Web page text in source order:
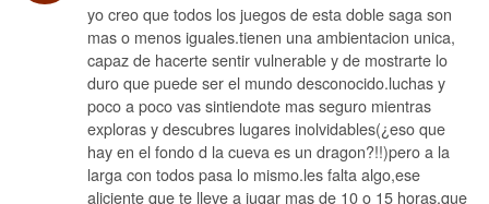
yo creo que todos los juegos de esta doble saga son
mas o menos iguales.tienen una ambientacion unica,
capaz de hacerte sentir vulnerable y de mostrarte lo
duro que puede ser el mundo desconocido.luchas y
poco a poco vas sintiendote mas seguro mientras
exploras y descubres lugares inolvidables(¿eso que
hay en el fondo d la cueva es un dragon?!!)pero a la
larga con todos pasa lo mismo.les falta algo,ese
aliciente que te lleve a jugar mas de 10 o 15 horas,que